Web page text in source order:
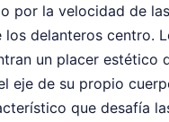
por la velocidad de
los delanteros centro.
un placer estético
eje de su propio
que desafía